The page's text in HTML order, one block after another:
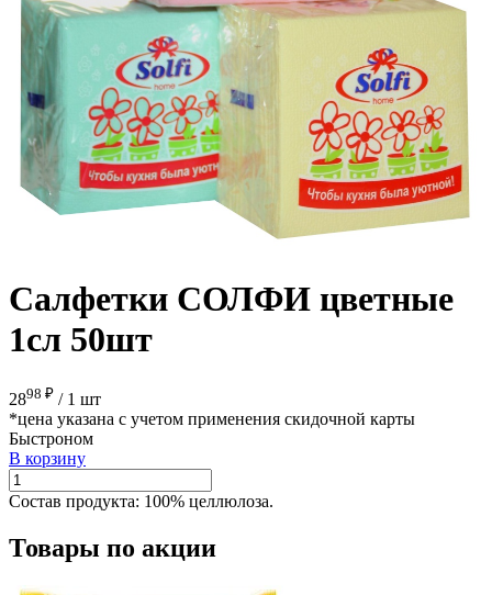
Салфетки СОЛФИ цветные
1сл 50шт
2898 ₽ / 1 шт
*цена указана с учетом применения скидочной карты
Быстроном
В корзину
Состав продукта: 100% целлюлоза.
Товары по акции